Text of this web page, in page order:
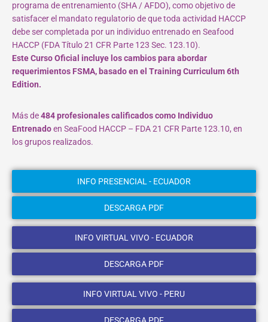
programa de entrenamiento (SHA / AFDO), como objetivo de
satisfacer el mandato regulatorio de que toda actividad HACCP
debe ser completada por un individuo entrenado en Seafood
HACCP (FDA Título 21 CFR Parte 123 Sec. 123.10).
Este Curso Oficial incluye los cambios para abordar
requerimientos FSMA, basado en el Training Curriculum 6th
Edition.
Más de484 profesionales calificados como Individuo
Entrenadoen SeaFood HACCP – FDA 21 CFR Parte 123.10, en
los grupos realizados.
INFO PRESENCIAL - ECUADOR
DESCARGA PDF
INFO VIRTUAL VIVO - ECUADOR
DESCARGA PDF
INFO VIRTUAL VIVO - PERU